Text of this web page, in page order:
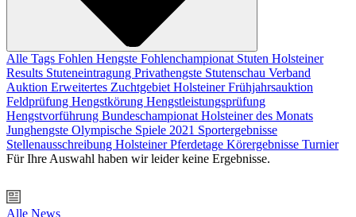
Alle Tags Fohlen Hengste Fohlenchampionat Stuten Holsteiner
Results Stuteneintragung Privathengste Stutenschau Verband
Auktion Erweitertes Zuchtgebiet Holsteiner Frühjahrsauktion
Feldprüfung Hengstkörung Hengstleistungsprüfung
Hengstvorführung Bundeschampionat Holsteiner des Monats
Junghengste Olympische Spiele 2021 Sportergebnisse
Stellenausschreibung Holsteiner Pferdetage Körergebnisse Turnier
Für Ihre Auswahl haben wir leider keine Ergebnisse.
Alle News